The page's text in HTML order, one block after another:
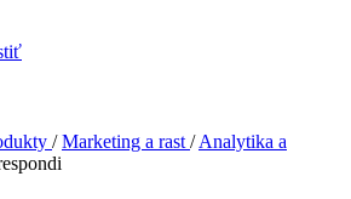
/ Marketing a rast / Analytika a